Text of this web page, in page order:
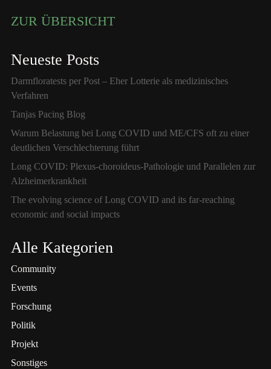
ZUR ÜBERSICHT
Neueste Posts
Darmfloratests per Post – Eher Lotterie als medizinisches
Verfahren
Tanjas Pacing Blog
Warum Belastung bei Long COVID und ME/CFS oft zu einer
deutlichen Verschlechterung führt
Long COVID: Plexus-choroideus-Pathologie und Parallelen zur
Alzheimerkrankheit
The evolving science of Long COVID and its far-reaching
economic and social impacts
Alle Kategorien
Community
Events
Forschung
Politik
Projekt
Sonstiges